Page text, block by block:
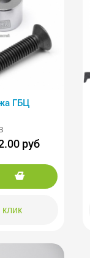
ГБЦ
руб